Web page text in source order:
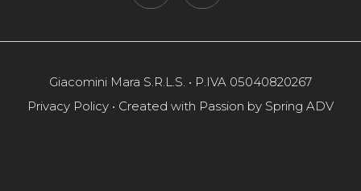
Giacomini Mara S.R.L.S. • P.IVA 05040820267
Privacy Policy • Created with Passion by Spring ADV